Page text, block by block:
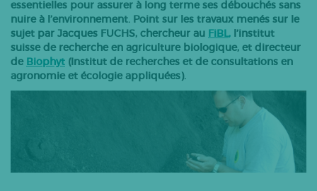
Bovins lait
Caprins
Bovins-ovins viande
Porcs
Tous les articles
essentielles pour assurer à long terme ses débouchés sans
nuire à l’environnement. Point sur les travaux menés sur le
sujet par Jacques FUCHS, chercheur au FiBL, l’institut
suisse de recherche en agriculture biologique, et directeur
de Biophyt (Institut de recherches et de consultations en
agronomie et écologie appliquées).